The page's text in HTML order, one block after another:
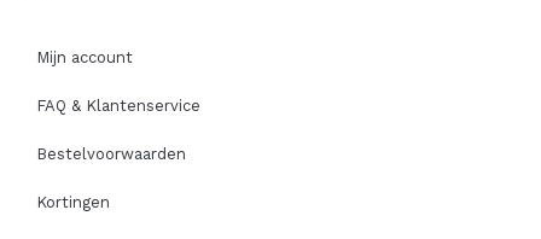
Mijn account
FAQ & Klantenservice
Bestelvoorwaarden
Kortingen